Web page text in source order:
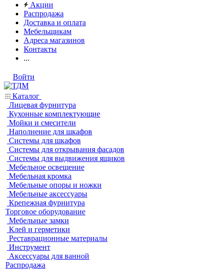
Акции
Распродажа
Доставка и оплата
Мебельщикам
Адреса магазинов
Контакты
...
Войти
Каталог
Лицевая фурнитура
Кухонные комплектующие
Мойки и смесители
Наполнение для шкафов
Системы для шкафов
Системы для открывания фасадов
Системы для выдвижения ящиков
Мебельное освещение
Мебельная кромка
Мебельные опоры и ножки
Мебельные аксессуары
Крепежная фурнитура
Торговое оборудование
Мебельные замки
Клей и герметики
Реставрационные материалы
Инструмент
Аксессуары для ванной
Распродажа